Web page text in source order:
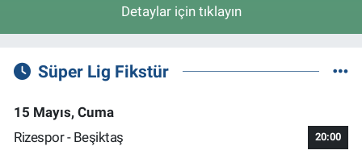
Detaylar için tıklayın
Süper Lig Fikstür
15 Mayıs, Cuma
Rizespor - Beşiktaş
20:00